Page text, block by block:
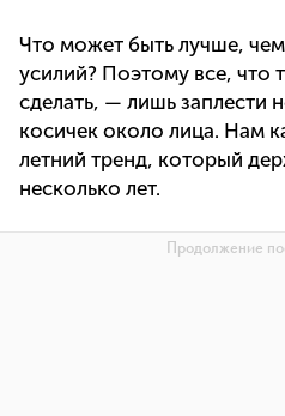
Что может быть лучше,
усилий? Поэтому все, что
сделать, — лишь заплести
косичек около лица. Нам
летний тренд, который
несколько лет.